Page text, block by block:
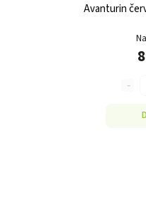
Avanturin